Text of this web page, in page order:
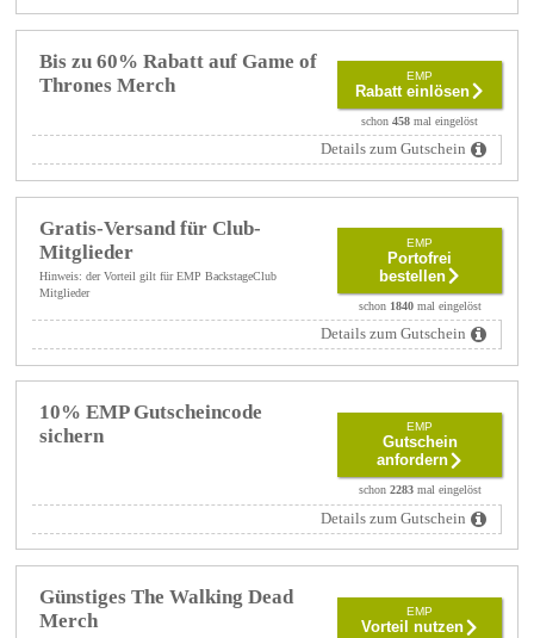
Bis zu 60% Rabatt auf Game of
Thrones Merch
EMP
Rabatt einlösen
schon458 mal eingelöst
Details zum Gutschein
Gratis-Versand für Club-
Mitglieder
Hinweis: der Vorteil gilt für EMP BackstageClub
Mitglieder
EMP
Portofrei
bestellen
schon 1840mal eingelöst
Details zum Gutschein
10% EMP Gutscheincode
sichern
EMP
Gutschein
anfordern
schon 2283mal eingelöst
Details zum Gutschein
Günstiges The Walking Dead
Merch
EMP
Vorteil nutzen